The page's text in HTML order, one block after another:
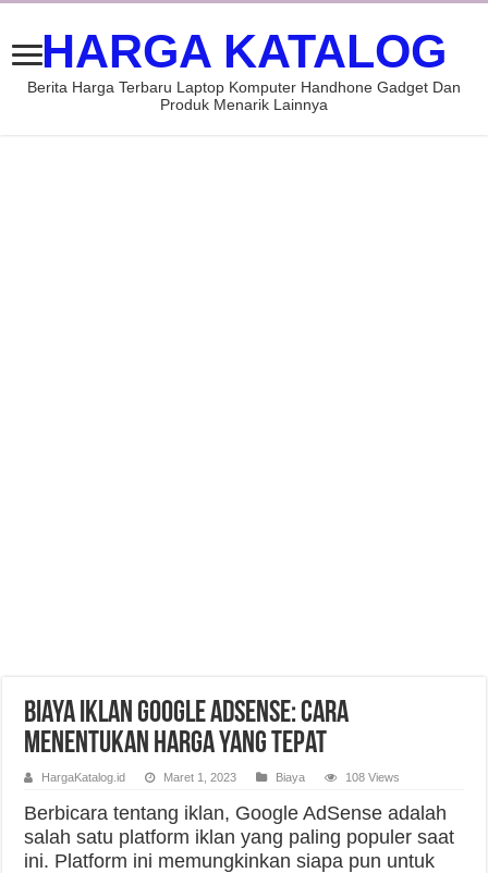
HARGA KATALOG
Berita Harga Terbaru Laptop Komputer Handhone Gadget Dan
Produk Menarik Lainnya
Biaya Iklan Google AdSense: Cara
Menentukan Harga Yang Tepat
HargaKatalog.id Maret 1, 2023 Biaya 108 Views
Berbicara tentang iklan, Google AdSense adalah
salah satu platform iklan yang paling populer saat
ini. Platform ini memungkinkan siapa pun untuk